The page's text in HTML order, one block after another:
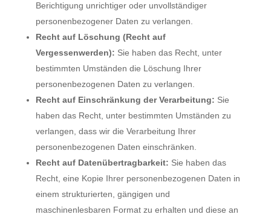
Berichtigung unrichtiger oder unvollständiger
personenbezogener Daten zu verlangen.
Recht auf Löschung (Recht auf
Vergessenwerden): Sie haben das Recht, unter
bestimmten Umständen die Löschung Ihrer
personenbezogenen Daten zu verlangen.
Recht auf Einschränkung der Verarbeitung: Sie
haben das Recht, unter bestimmten Umständen zu
verlangen, dass wir die Verarbeitung Ihrer
personenbezogenen Daten einschränken.
Recht auf Datenübertragbarkeit: Sie haben das
Recht, eine Kopie Ihrer personenbezogenen Daten in
einem strukturierten, gängigen und
maschinenlesbaren Format zu erhalten und diese an